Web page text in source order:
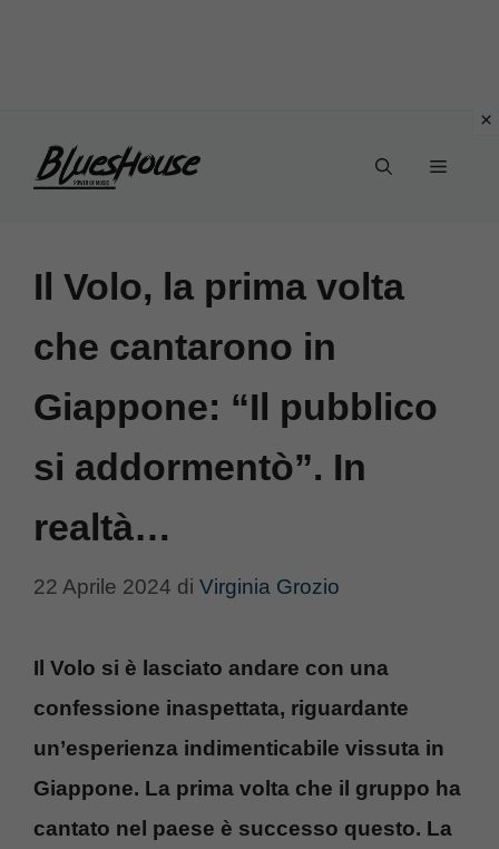
Menu
Il Volo, la prima volta
che cantarono in
Giappone: “Il pubblico
si addormentò”. In
realtà…
22 Aprile 2024 di Virginia Grozio
Il Volo si è lasciato andare con una
confessione inaspettata, riguardante
un’esperienza indimenticabile vissuta in
Giappone. La prima volta che il gruppo ha
cantato nel paese è successo questo. La